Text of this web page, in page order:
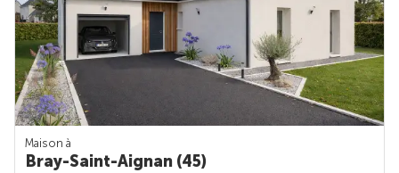
Maison à
Bray-Saint-Aignan (45)